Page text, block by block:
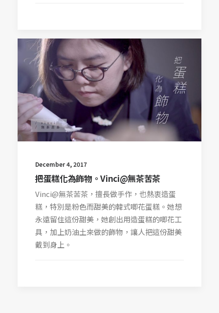
December 4, 2017
把蛋糕化為飾物。Vinci@無茶苦茶
Vinci@無茶苦茶，擅長做手作，也熱衷造蛋
糕，特別是粉色而甜美的韓式唧花蛋糕。她想
永遠留住這份甜美，她創出用造蛋糕的唧花工
具，加上奶油土來做的飾物，讓人把這份甜美
戴到身上。